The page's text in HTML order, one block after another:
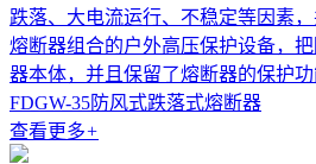
跌落、大电流运行、不稳定等因素
熔断器组合的户外高压保护设备，
器本体，并且保留了熔断器的保护功
FDGW-35防风式跌落式熔断器
查看更多+